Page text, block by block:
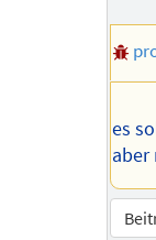
es
aber